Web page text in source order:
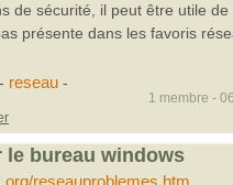
de sécurité, il peut être utile
présente dans les favoris
- reseau-
1 membre -
le bureau windows